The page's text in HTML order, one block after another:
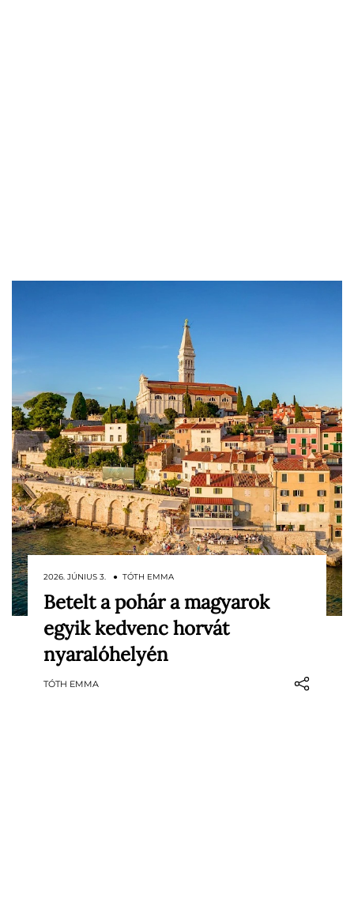
Rovinj Horvátország egyik legkedveltebb
úti célja, ám a népszerűségnek itt is
megvan az ára: a városvezetés szerint a
turizmus mára túl nagy nyomást helyez a
helyiek mindennapjaira. A történelmi
2026. JÚNIUS 3. ● TÓTH EMMA
Betelt a pohár a magyarok
egyik kedvenc horvát
nyaralóhelyén
TÓTH EMMA